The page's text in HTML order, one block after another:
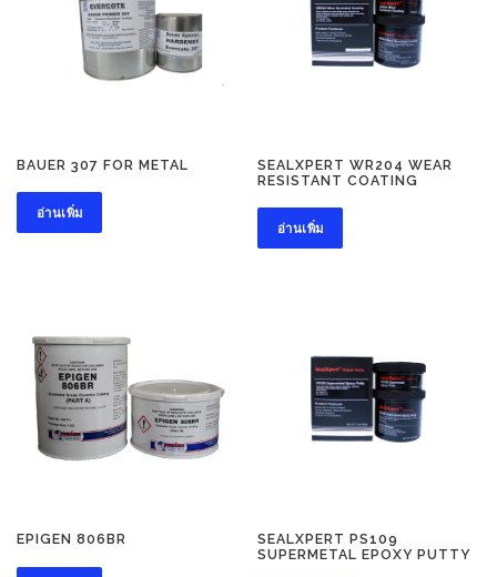
BAUER 307 FOR METAL
อ่านเพิ่ม
SEALXPERT WR204 WEAR
RESISTANT COATING
อ่านเพิ่ม
EPIGEN 806BR
SEALXPERT PS109
SUPERMETAL EPOXY PUTTY